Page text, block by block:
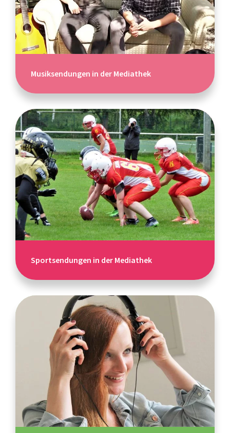
Musiksendungen in der Mediathek
Sportsendungen in der Mediathek